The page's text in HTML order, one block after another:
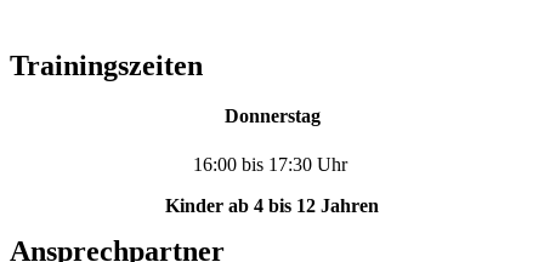
Trainingszeiten
Donnerstag
16:00 bis 17:30 Uhr
Kinder ab 4 bis 12 Jahren
Ansprechpartner